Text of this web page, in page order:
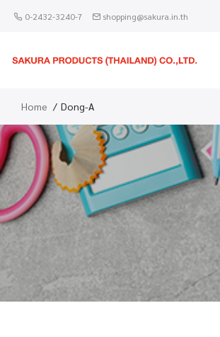
0-2432-3240-7 shopping@sakura.in.th
Home Dong-A